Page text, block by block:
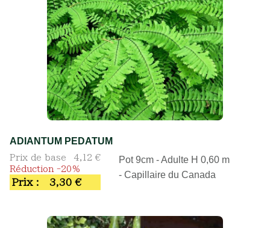
ADIANTUM PEDATUM
Prix de base
4,12 €
Réduction -20%
Prix : 3,30 €
Pot 9cm - Adulte H 0,60 m
- Capillaire du Canada